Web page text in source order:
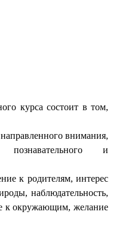
курса состоит в том,
внимания,
и
к родителям, интерес
наблюдательность,
к окружающим, желание